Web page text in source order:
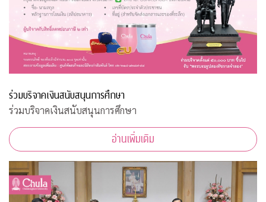
ร่วมบริจาคเงินสนับสนุนการศึกษา
ร่วมบริจาคเงินสนับสนุนการศึกษา
อ่านเพิ่มเติม